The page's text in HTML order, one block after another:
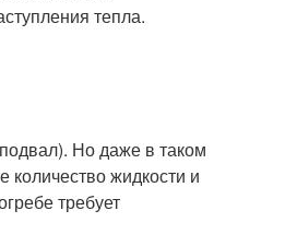
тепла.
Но даже в таком
жидкости и
требует